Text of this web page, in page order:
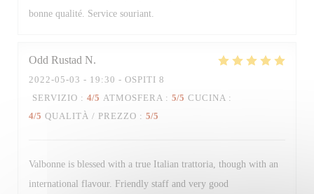
bonne qualité. Service souriant.
Odd Rustad N
2022-05-03 - 19:30 - OSPITI 8
SERVIZIO : 4/5 ATMOSFERA : 5/5 CUCINA :
4/5 QUALITÀ / PREZZO : 5/5
Valbonne is blessed with a true Italian trattoria, though with an
international flavour. Friendly staff and very good